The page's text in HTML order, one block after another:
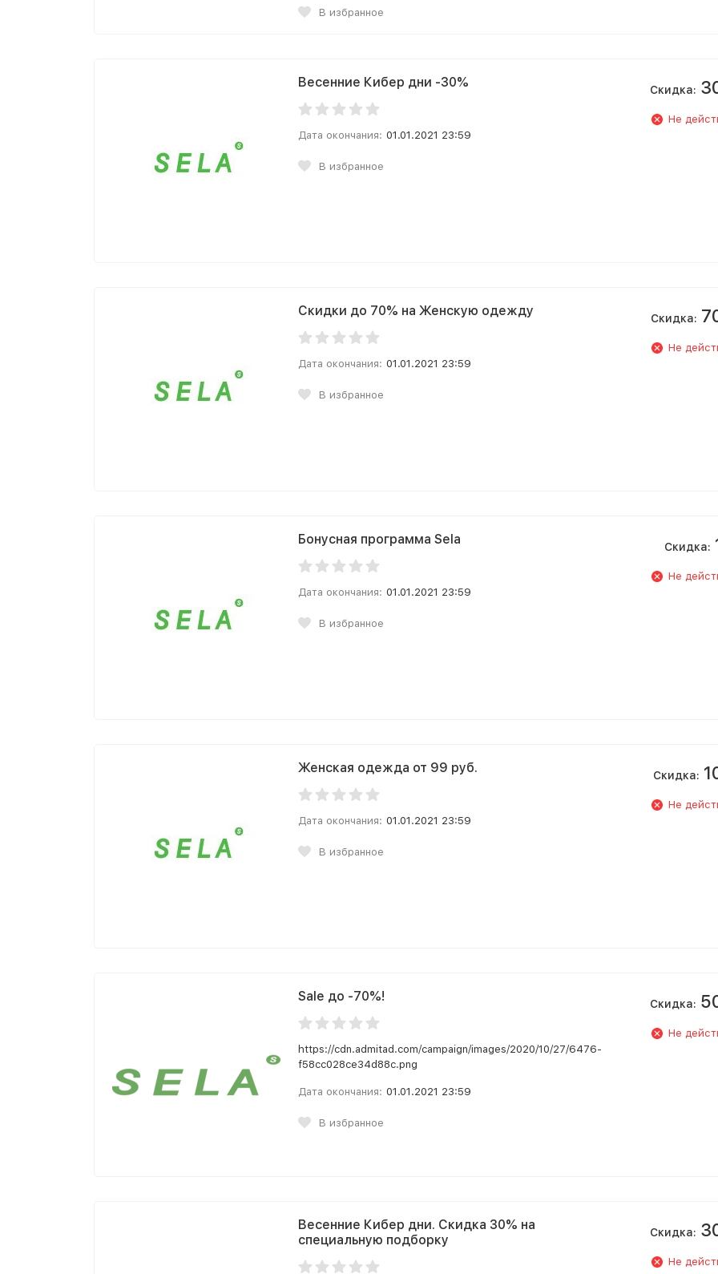
В избранное
Весенние Кибер дни -30%
Дата окончания: 01.01.2021 23:59
В избранное
Скидка:
Не
Скидки до 70% на Женскую одежду
Дата окончания: 01.01.2021 23:59
В избранное
Скидка:
Не
Бонусная программа Sela
Дата окончания: 01.01.2021 23:59
В избранное
Скидка:
Не
Женская одежда от 99 руб.
Дата окончания: 01.01.2021 23:59
В избранное
Скидка:
Не
Sale до -70%!
https://cdn.admitad.com/campaign/images/2020/10/27/6476-
f58cc028ce34d88c.png
Дата окончания: 01.01.2021 23:59
В избранное
Скидка:
Не
Весенние Кибер дни. Скидка 30% на
специальную подборку
Скидка:
Не